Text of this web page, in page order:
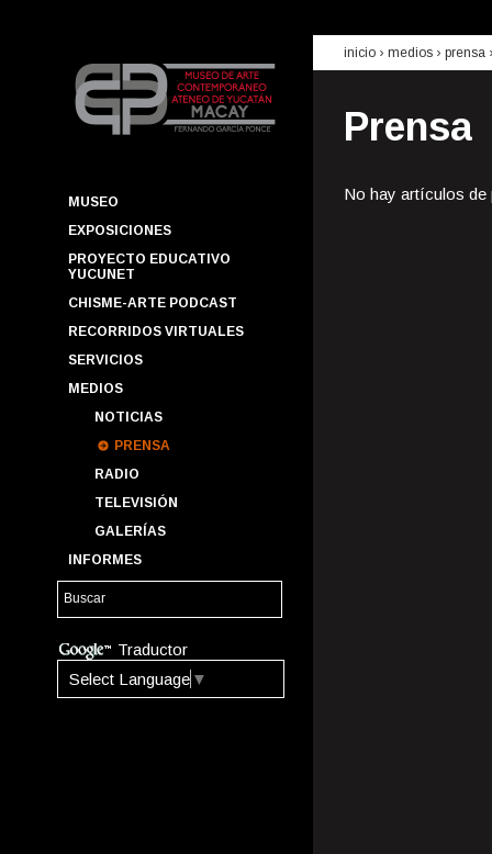
MUSEO
EXPOSICIONES
PROYECTO EDUCATIVO
YUCUNET
CHISME-ARTE PODCAST
RECORRIDOS VIRTUALES
SERVICIOS
MEDIOS
NOTICIAS
PRENSA
RADIO
TELEVISIÓN
GALERÍAS
INFORMES
Traductor
Select Language ▼
inicio › medios › prensa
Prensa
No hay artículos de